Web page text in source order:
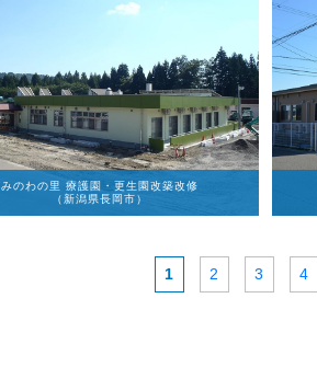
みのわの里 療護園・更生園改築改修
（新潟県長岡市）
1 2 3 4